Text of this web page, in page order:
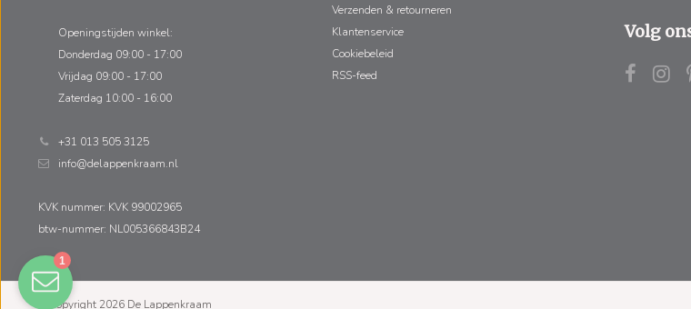
Openingstijden winkel:
Donderdag 09:00 - 17:00
Vrijdag 09:00 - 17:00
Zaterdag 10:00 - 16:00
+31 013 505 3125
info@delappenkraam.nl
KVK nummer: KVK 99002965
btw-nummer: NL005366843B24
Verzenden & retourneren
Klantenservice
Cookiebeleid
RSS-feed
Volg
© Copyright 2026 De Lappenkraam